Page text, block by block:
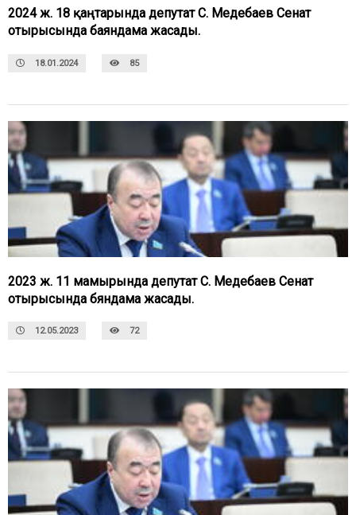
2024 ж. 18 қаңтарында депутат С. Медебаев Сенат
отырысында баяндама жасады.
18.01.2024 85
2023 ж. 11 мамырында депутат С. Медебаев Сенат
отырысында бяндама жасады.
12.05.2023 72